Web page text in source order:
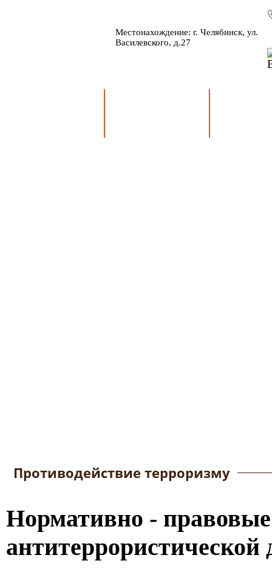
Местонахождение: г. Челябинск, ул.
Василевского, д.27
Противодействие терроризму
Нормативно -
антитеррористической